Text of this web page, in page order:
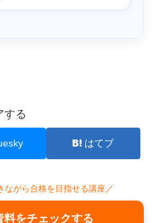
する
はてブ
ながら合格を目指せる講座／
をチェックする